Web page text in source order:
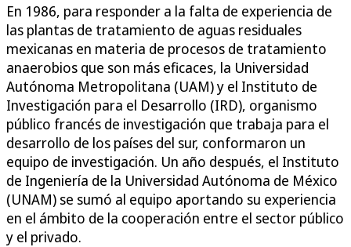
En 1986, para responder a la falta de experiencia de
las plantas de tratamiento de aguas residuales
mexicanas en materia de procesos de tratamiento
anaerobios que son más eficaces, la Universidad
Autónoma Metropolitana (UAM) y el Instituto de
Investigación para el Desarrollo (IRD), organismo
público francés de investigación que trabaja para el
desarrollo de los países del sur, conformaron un
equipo de investigación. Un año después, el Instituto
de Ingeniería de la Universidad Autónoma de México
(UNAM) se sumó al equipo aportando su experiencia
en el ámbito de la cooperación entre el sector público
y el privado.